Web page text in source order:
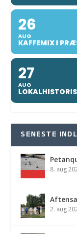
26
AUG
KAFFEMIX I
27
AUG
SENESTE
8. aug
2. aug